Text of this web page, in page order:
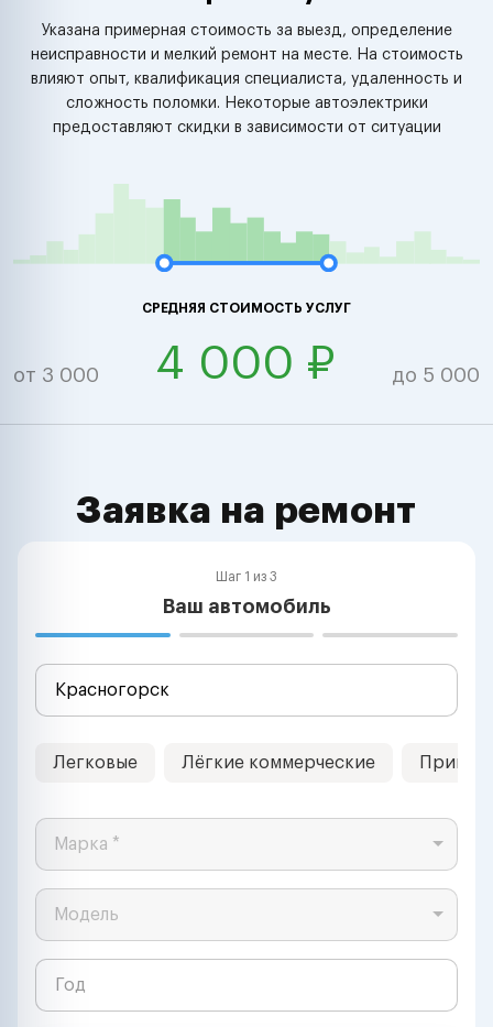
Указана примерная стоимость за выезд, определение
неисправности и мелкий ремонт на месте. На стоимость
влияют опыт, квалификация специалиста, удаленность и
сложность поломки. Некоторые автоэлектрики
предоставляют скидки в зависимости от ситуации
СРЕДНЯЯ СТОИМОСТЬ УСЛУГ
от 3 000 4 000 ₽ до 5 000
Заявка на ремонт
Шаг 1 из 3
Ваш автомобиль
Легковые Лёгкие коммерческие
Марка *
Модель